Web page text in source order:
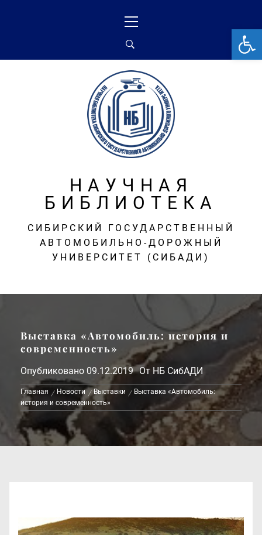
меню
НАУЧНАЯ
БИБЛИОТЕКА
СИБИРСКИЙ ГОСУДАРСТВЕННЫЙ
АВТОМОБИЛЬНО-ДОРОЖНЫЙ
УНИВЕРСИТЕТ (СИБАДИ)
Выставка «Автомобиль: история и
современность»
Опубликовано 09.12.2019 От НБ СибАДИ
Главная Новости Выставки
Выставка «Автомобиль:
история и современность»